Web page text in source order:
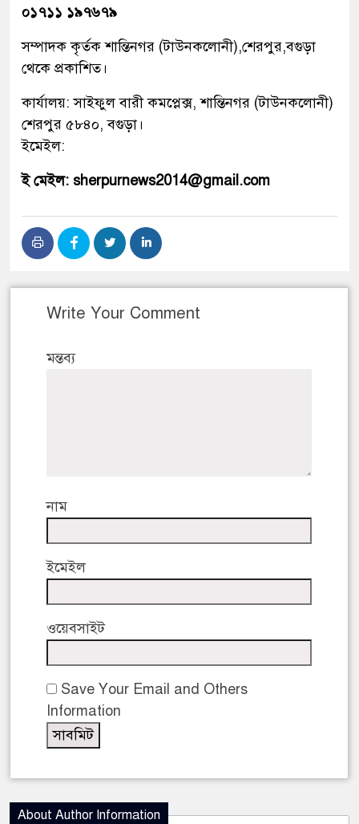
০১৭১১ ১৯৭৬৭৯
সম্পাদক কৃর্তক শান্তিনগর (টাউনকলোনী),শেরপুর,বগুড়া
থেকে প্রকাশিত।
কার্যালয়: সাইফুল বারী কমপ্লেক্স, শান্তিনগর (টাউনকলোনী)
শেরপুর ৫৮৪০, বগুড়া।
ইমেইল:
ই মেইল: sherpurnews2014@gmail.com
Write Your Comment
মন্তব্য
নাম
ইমেইল
ওয়েবসাইট
Save Your Email and Others
Information
About Author Information